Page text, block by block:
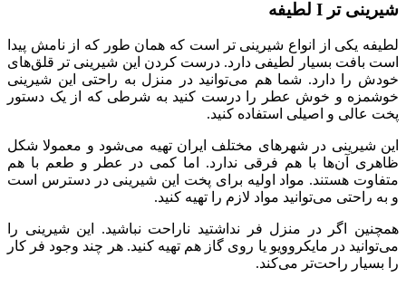
شیرینی تر Ι لطیفه
لطیفه یکی از انواع شیرینی تر است که همان ‌طور که از نامش پیدا
است بافت بسیار لطیفی دارد. درست کردن این شیرینی تر قلق‌های
خودش را دارد. شما هم می‌توانید در منزل به راحتی این شیرینی
خوشمزه و خوش عطر را درست کنید به شرطی که از یک دستور
پخت عالی و اصیلی استفاده کنید.
این شیرینی در شهرهای مختلف ایران تهیه می‌شود و معمولا شکل
ظاهری آن‌ها با هم فرقی ندارد. اما کمی در عطر و طعم با هم
متفاوت هستند. مواد اولیه برای پخت این شیرینی در دسترس است
و به راحتی می‌توانید مواد لازم را تهیه کنید.
همچنین اگر در منزل فر نداشتید ناراحت نباشید. این شیرینی را
می‌توانید در مایکروویو یا روی گاز هم تهیه کنید. هر چند وجود فر کار
را بسیار راحت‌تر می‌کند.